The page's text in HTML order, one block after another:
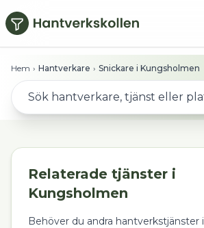
Hoppa till huvudinnehåll
Hem › Hantverkare › Snickare i Kungsholmen
Relaterade tjänster i
Kungsholmen
Behöver du andra hantverkstjänster i